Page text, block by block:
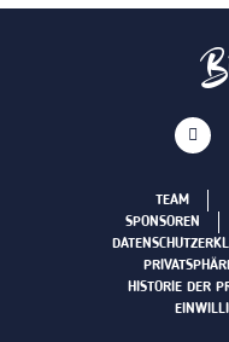
TEAM
SPONSOREN
HISTORIE DER